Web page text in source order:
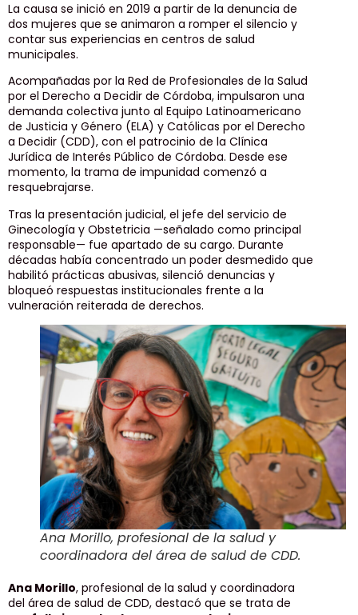
La causa se inició en 2019 a partir de la denuncia de
dos mujeres que se animaron a romper el silencio y
contar sus experiencias en centros de salud
municipales.
Acompañadas por la Red de Profesionales de la Salud
por el Derecho a Decidir de Córdoba, impulsaron una
demanda colectiva junto al Equipo Latinoamericano
de Justicia y Género (ELA) y Católicas por el Derecho
a Decidir (CDD), con el patrocinio de la Clínica
Jurídica de Interés Público de Córdoba. Desde ese
momento, la trama de impunidad comenzó a
resquebrajarse.
Tras la presentación judicial, el jefe del servicio de
Ginecología y Obstetricia —señalado como principal
responsable— fue apartado de su cargo. Durante
décadas había concentrado un poder desmedido que
habilitó prácticas abusivas, silenció denuncias y
bloqueó respuestas institucionales frente a la
vulneración reiterada de derechos.
Ana Morillo, profesional de la salud y
coordinadora del área de salud de CDD.
Ana Morillo, profesional de la salud y coordinadora
del área de salud de CDD, destacó que se trata de